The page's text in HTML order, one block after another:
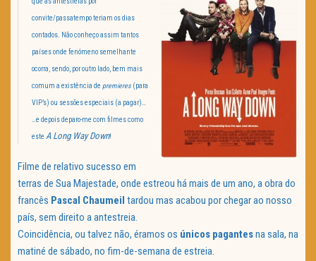
convite/passatempo teriam os dias
contados. Não conheço assim tantos
países onde fenómeno semelhante
ocorra, sendo, por outro lado, bem mais
comum a existência de premieres (para
VIP’s) ou sessões especiais (a pagar)…
e depois deparo-me com filmes como
este A Long Way Down!
Filme de relativo sucesso em
terras de Sua Majestade, onde estreou há mais de um ano, a obra do
francês Pascal Chaumeil tardou mas acabou por chegar ao nosso
país, sem direito a antestreia.
Coincidência, ou talvez não, éramos os únicos pagantesna sala, na
matiné de sábado, no fim-de-semana de estreia.